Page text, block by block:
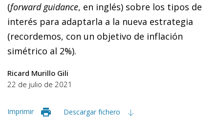
(forward guidance, en inglés) sobre los tipos de
interés para adaptarla a la nueva estrategia
(recordemos, con un objetivo de inflación
simétrico al 2%).
Ricard Murillo Gili
22 de julio de 2021
Imprimir Descargar fichero